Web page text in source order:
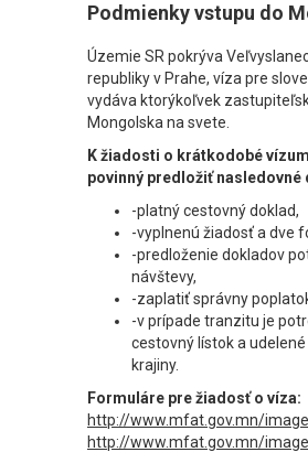
Podmienky vstupu do
Územie SR pokrýva
republiky v Prahe, víza pre
vydáva ktorýkoľvek
Mongolska na svete.
K žiadosti o krátkodobé
povinný predložiť nasledovné
-platný cestovný doklad,
-vyplnenú žiadosť a dve
-predloženie dokladov
návštevy,
-zaplatiť správny
-v prípade tranzitu je
cestovný lístok a
krajiny.
Formuláre pre žiadosť o víza:
http://www.mfat.gov.mn/
http://www.mfat.gov.mn/